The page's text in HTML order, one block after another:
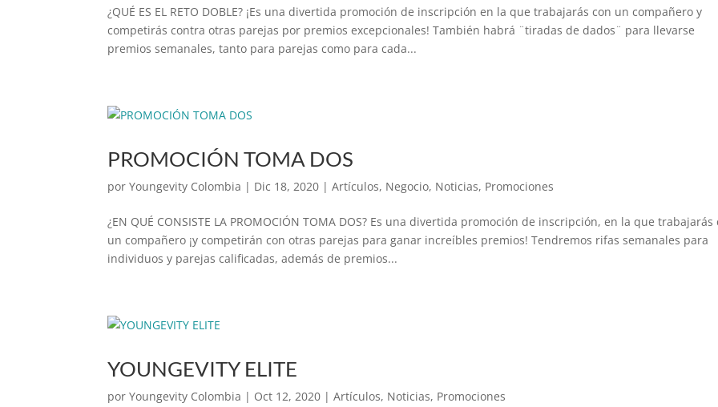
¿QUÉ ES EL RETO DOBLE? ¡Es una divertida promoción de inscripción en la que trabajarás con un compañero y
competirás contra otras parejas por premios excepcionales! También habrá ¨tiradas de dados¨ para llevarse
premios semanales, tanto para parejas como para cada...
PROMOCIÓN TOMA DOS
porYoungevity Colombia | Dic 18, 2020 |Artículos, Negocio, Noticias, Promociones
¿EN QUÉ CONSISTE LA PROMOCIÓN TOMA DOS? Es una divertida promoción de inscripción, en la que trabajarás
un compañero ¡y competirán con otras parejas para ganar increíbles premios! Tendremos rifas semanales para
individuos y parejas calificadas, además de premios...
YOUNGEVITY ELITE
porYoungevity Colombia | Oct 12, 2020 |Artículos, Noticias, Promociones